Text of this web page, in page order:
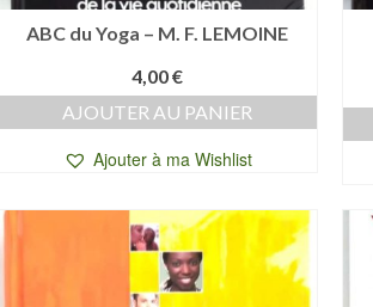
ABC du Yoga – M. F. LEMOINE
4,00€
AJOUTER AU PANIER
Ajouter à ma Wishlist